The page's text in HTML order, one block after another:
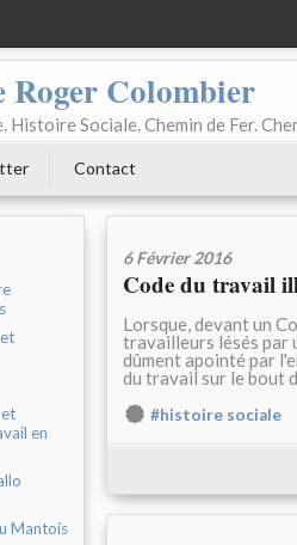
Roger Colombier
Histoire Sociale. Chemin de Fer.
Contact
en
Mantois
6 Février 2016
Code du travail
Lorsque, devant un
travailleurs lésés par
dûment apointé par
du travail sur le bout
#histoire sociale